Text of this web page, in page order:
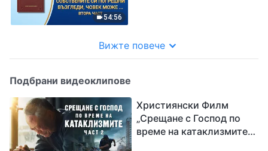
54:56
Вижте повече
Подбрани видеоклипове
Християнски Филм
„Срещане с Господ по
време на катаклизмите“